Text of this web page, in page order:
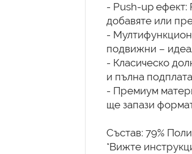
- Push-up ефект:
добавяте или
-
подвижни –
- Класическо
и пълна
- Премиум
ще запази
Състав: 79%